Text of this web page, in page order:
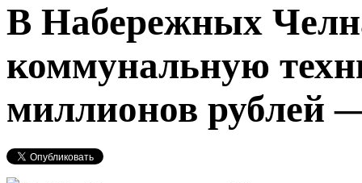
В Набережных
коммунальную
миллионов рублей